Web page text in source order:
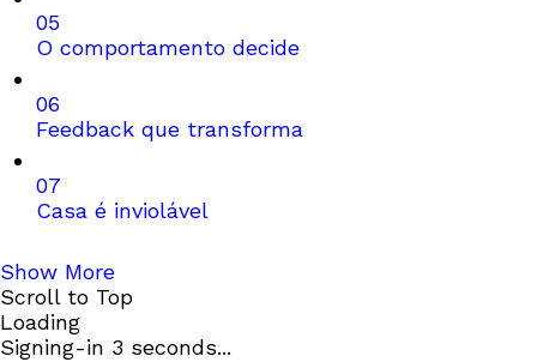
05
O comportamento decide
06
Feedback que transforma
07
Casa é inviolável
Show More
Scroll to Top
Loading
Signing-in 3 seconds...